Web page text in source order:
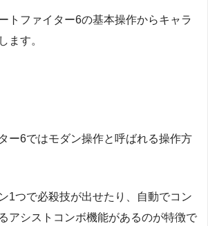
トファイター6の基本操作からキャラ
ます。
ー6ではモダン操作と呼ばれる操作方
1つで必殺技が出せたり、自動でコン
アシストコンボ機能があるのが特徴で